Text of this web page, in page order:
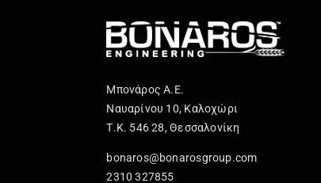
Μπονάρος Α.Ε.
Ναυαρίνου 10, Καλοχώρι
Τ.Κ. 546 28, Θεσσαλονίκη
bonaros@bonarosgroup.com
2310 327855